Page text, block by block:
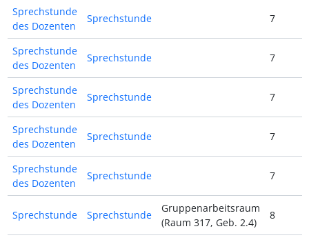
Sprechstunde
des Dozenten
Sprechstunde 7
Sprechstunde
des Dozenten
Sprechstunde 7
Sprechstunde
des Dozenten
Sprechstunde 7
Sprechstunde
des Dozenten
Sprechstunde 7
Sprechstunde
des Dozenten
Sprechstunde 7
Sprechstunde Sprechstunde
Gruppenarbeitsraum
(Raum 317, Geb. 2.4)
8